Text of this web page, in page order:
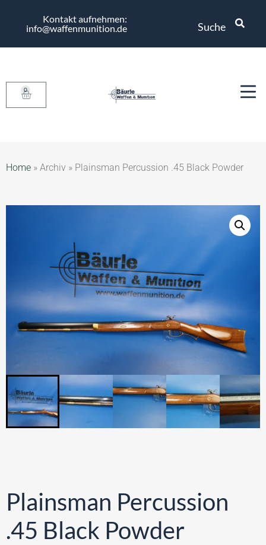
Kontakt aufnehmen:
info@waffenmunition.de
Suche
0
Home » Archiv » Plainsman Percussion .45 Black Powder
Plainsman Percussion
.45 Black Powder